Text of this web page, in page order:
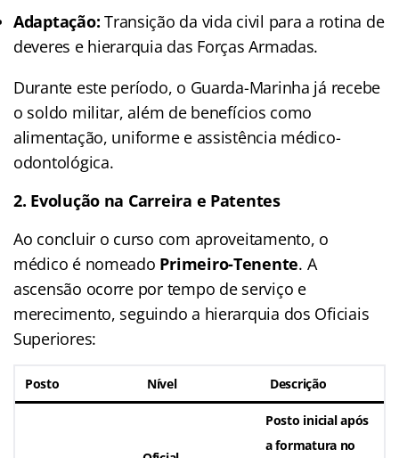
Adaptação: Transição da vida civil para a rotina de
deveres e hierarquia das Forças Armadas.
Durante este período, o Guarda-Marinha já recebe
o soldo militar, além de benefícios como
alimentação, uniforme e assistência médico-
odontológica.
2. Evolução na Carreira e Patentes
Ao concluir o curso com aproveitamento, o
médico é nomeado Primeiro-Tenente. A
ascensão ocorre por tempo de serviço e
merecimento, seguindo a hierarquia dos Oficiais
Superiores:
Posto Nível Descrição
Posto inicial após
a formatura no